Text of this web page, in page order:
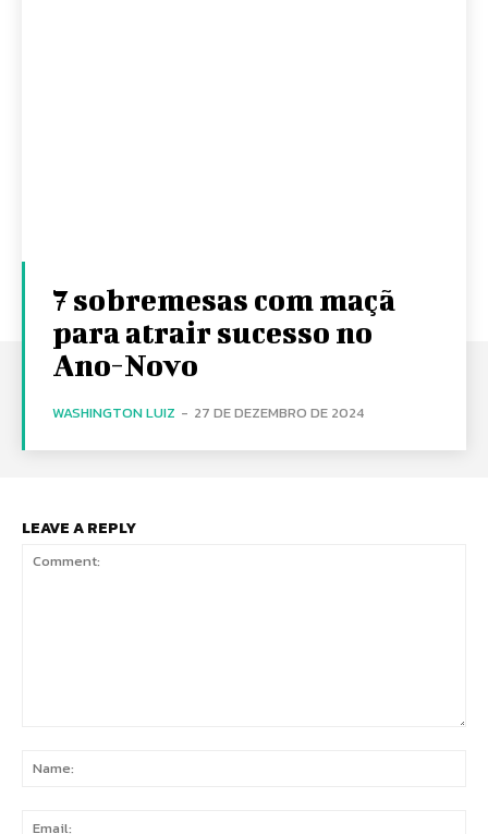
7 sobremesas com maçã
para atrair sucesso no
Ano-Novo
WASHINGTON LUIZ - 27 DE DEZEMBRO DE 2024
LEAVE A REPLY